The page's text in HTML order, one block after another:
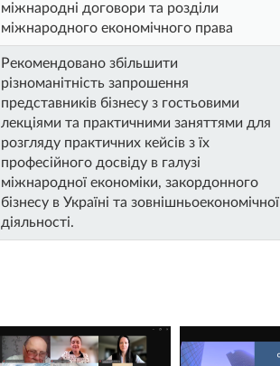
міжнародні договори та розділи
міжнародного економічного права
Рекомендовано збільшити
різноманітність запрошення
представників бізнесу з гостьовими
лекціями та практичними заняттями для
розгляду практичних кейсів з їх
професійного досвіду в галузі
міжнародної економіки, закордонного
бізнесу в Україні та зовнішньоекономічної
діяльності.